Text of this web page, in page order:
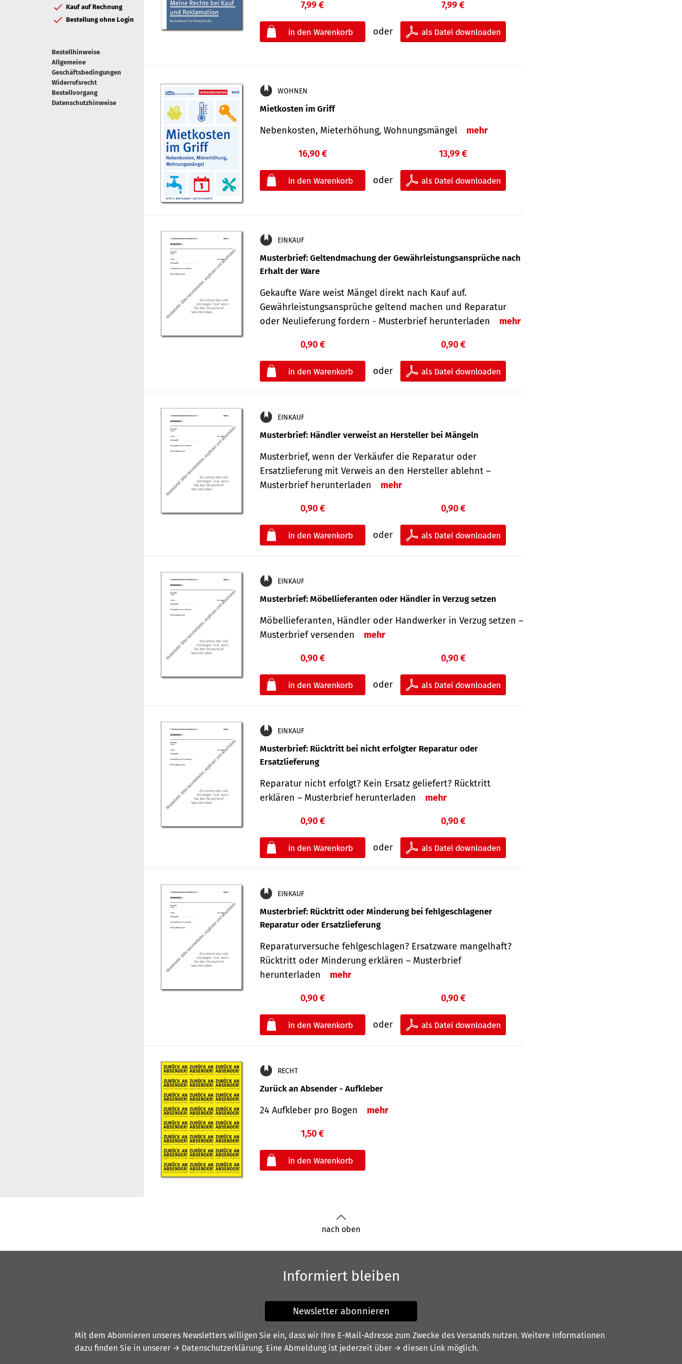
Kauf auf Rechnung
Bestellung ohne Login
Bestellhinweise
Allgemeine
Geschäftsbedingungen
Widerrufsrecht
Bestellvorgang
Datenschutzhinweise
7,99 €
oder
7,99 €
WOHNEN
Mietkosten im Griff
Nebenkosten, Mieterhöhung, Wohnungsmängel mehr
16,90 €
oder
13,99 €
EINKAUF
Musterbrief: Geltendmachung der Gewährleistungsansprüche nach
Erhalt der Ware
Gekaufte Ware weist Mängel direkt nach Kauf auf.
Gewährleistungsansprüche geltend machen und Reparatur
oder Neulieferung fordern - Musterbrief herunterladen
mehr
0,90 €
oder
0,90 €
EINKAUF
Musterbrief: Händler verweist an Hersteller bei Mängeln
Musterbrief, wenn der Verkäufer die Reparatur oder
Ersatzlieferung mit Verweis an den Hersteller ablehnt –
Musterbrief herunterladen
mehr
0,90 €
oder
0,90 €
EINKAUF
Musterbrief: Möbellieferanten oder Händler in Verzug setzen
Möbellieferanten, Händler oder Handwerker in Verzug setzen –
Musterbrief versenden
mehr
0,90 €
oder
0,90 €
EINKAUF
Musterbrief: Rücktritt bei nicht erfolgter Reparatur oder
Ersatzlieferung
Reparatur nicht erfolgt? Kein Ersatz geliefert? Rücktritt
erklären – Musterbrief herunterladen
mehr
0,90 €
oder
0,90 €
EINKAUF
Musterbrief: Rücktritt oder Minderung bei fehlgeschlagener
Reparatur oder Ersatzlieferung
Reparaturversuche fehlgeschlagen? Ersatzware mangelhaft?
Rücktritt oder Minderung erklären – Musterbrief
herunterladen
mehr
0,90 €
oder
0,90 €
RECHT
Zurück an Absender - Aufkleber
24 Aufkleber pro Bogen mehr
1,50 €
nach oben
Informiert bleiben
Newsletter abonnieren
Mit dem Abonnieren unseres Newsletters willigen Sie ein, dass wir Ihre E-Mail-Adresse zum Zwecke des Versands nutzen. Weitere Informationen
dazu finden Sie in unserer → Datenschutzerklärung. Eine Abmeldung ist jederzeit über → diesen Link möglich.